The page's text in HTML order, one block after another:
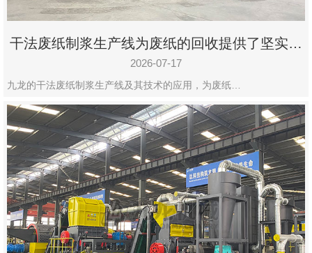
设
有
限
公
司
豫
ICP
备
19020390
干法废纸制浆生产线为废纸的回收提供了坚实的
保障
2026-07-17
九龙的干法废纸制浆生产线及其技术的应用，为废纸…